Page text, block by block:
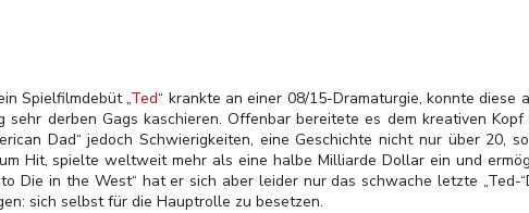
Spielfilmdebüt „Ted“ krankte an einer 08/15-Dramaturgie, konnte diese
derben Gags kaschieren. Offenbar bereitete es dem kreativen Kopf
Dad“ jedoch Schwierigkeiten, eine Geschichte nicht nur über 20,
Hit, spielte weltweit mehr als eine halbe Milliarde Dollar ein und
Die in the West“ hat er sich aber leider nur das schwache letzte „Ted-
sich selbst für die Hauptrolle zu besetzen.